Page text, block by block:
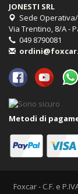
JONESTI SRL
Sede
Via Trentino, 8/A -
049 8790081
Metodi di
Foxcar - C.F. e